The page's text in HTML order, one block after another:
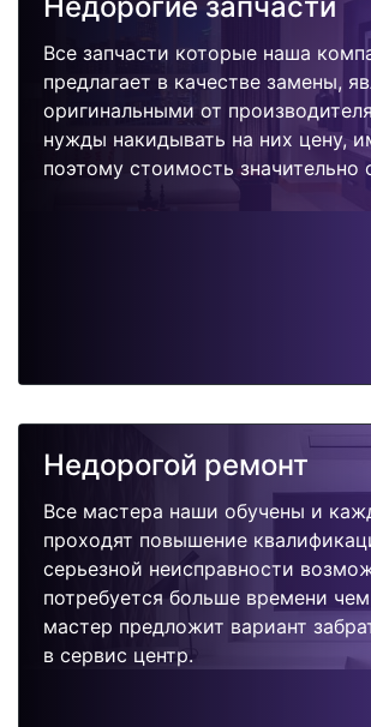
Все запчасти которые наша
предлагает в качестве замены,
оригинальными от
нужды накидывать на них цену,
поэтому стоимость значительно
Недорогой ремонт
Все мастера наши обучены и
проходят повышение
серьезной неисправности
потребуется больше времени
мастер предложит вариант
в сервис центр.